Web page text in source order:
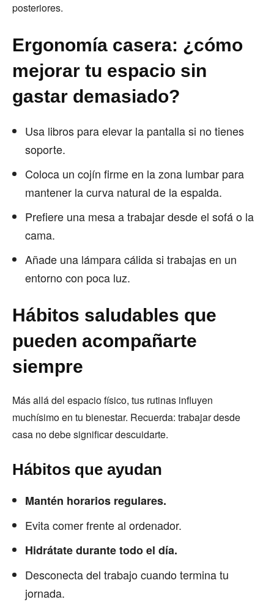
posteriores.
Ergonomía casera: ¿cómo
mejorar tu espacio sin
gastar demasiado?
Usa libros para elevar la pantalla si no tienes
soporte.
Coloca un cojín firme en la zona lumbar para
mantener la curva natural de la espalda.
Prefiere una mesa a trabajar desde el sofá o la
cama.
Añade una lámpara cálida si trabajas en un
entorno con poca luz.
Hábitos saludables que
pueden acompañarte
siempre
Más allá del espacio físico, tus rutinas influyen
muchísimo en tu bienestar. Recuerda: trabajar desde
casa no debe significar descuidarte.
Hábitos que ayudan
Mantén horarios regulares.
Evita comer frente al ordenador.
Hidrátate durante todo el día.
Desconecta del trabajo cuando termina tu
jornada.